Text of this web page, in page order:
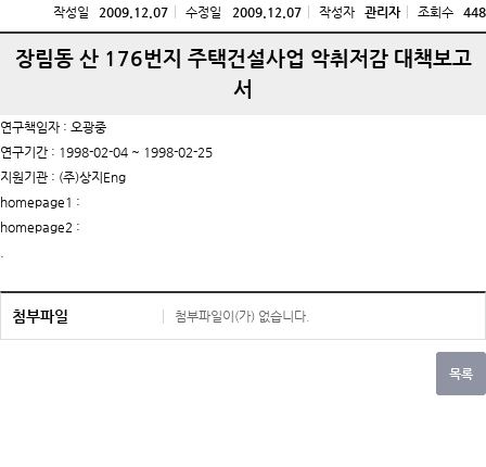
작성일 2009.12.07 수정일 2009.12.07 작성자 관리자 조회수 448
장림동 산 176번지 주택건설사업 악취저감 대책보고
서
연구책임자 : 오광중
연구기간 : 1998-02-04 ~ 1998-02-25
지원기관 : (주)상지Eng
homepage1 :
homepage2 :
첨부파일 첨부파일이(가) 없습니다.